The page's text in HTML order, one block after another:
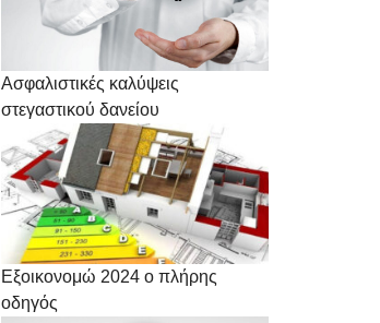
Ασφαλιστικές καλύψεις
στεγαστικού δανείου
Εξοικονομώ 2024 ο πλήρης
οδηγός